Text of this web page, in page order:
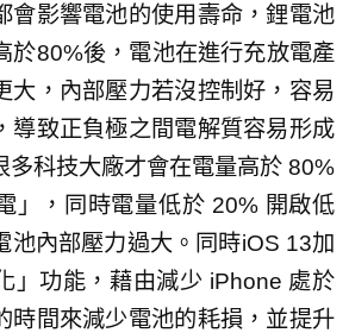
會影響電池的使用壽命，鋰電池
於80%後，電池在進行充放電產
大，內部壓力若沒控制好，容易
導致正負極之間電解質容易形成
多科技大廠才會在電量高於 80%
」，同時電量低於 20% 開啟低
池內部壓力過大。同時iOS 13加
」功能，藉由減少 iPhone 處於
時間來減少電池的耗損，並提升